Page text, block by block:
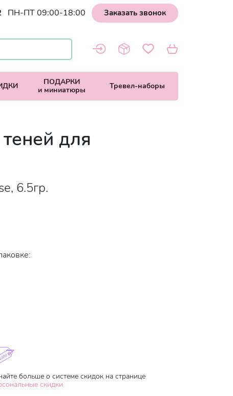
ПН-ПТ 09:00-18:00 Заказать звонок
ПОДАРКИ
и миниатюры
Тревел-наборы
для
6.5гр.
больше о системе скидок на странице
скидки.